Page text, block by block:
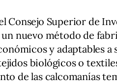
Consejo Superior de
nuevo método de
y adaptables
biológicos o
de las calcomanías